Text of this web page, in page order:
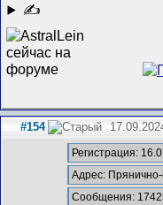
✍
#154
Регистрация:
Адрес:
Сообщения: